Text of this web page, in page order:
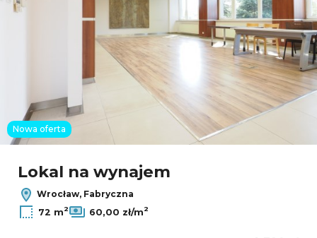
Nowa oferta
Lokal na wynajem
Wrocław, Fabryczna
72 m2 60,00 zł/m2